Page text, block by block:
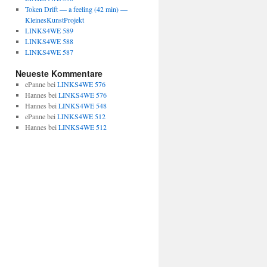
Token Drift — a feeling (42 min) —
KleinesKunstProjekt
LINKS4WE 589
LINKS4WE 588
LINKS4WE 587
Neueste Kommentare
ePannebei LINKS4WE 576
Hannes bei LINKS4WE 576
Hannes bei LINKS4WE 548
ePannebei LINKS4WE 512
Hannes bei LINKS4WE 512